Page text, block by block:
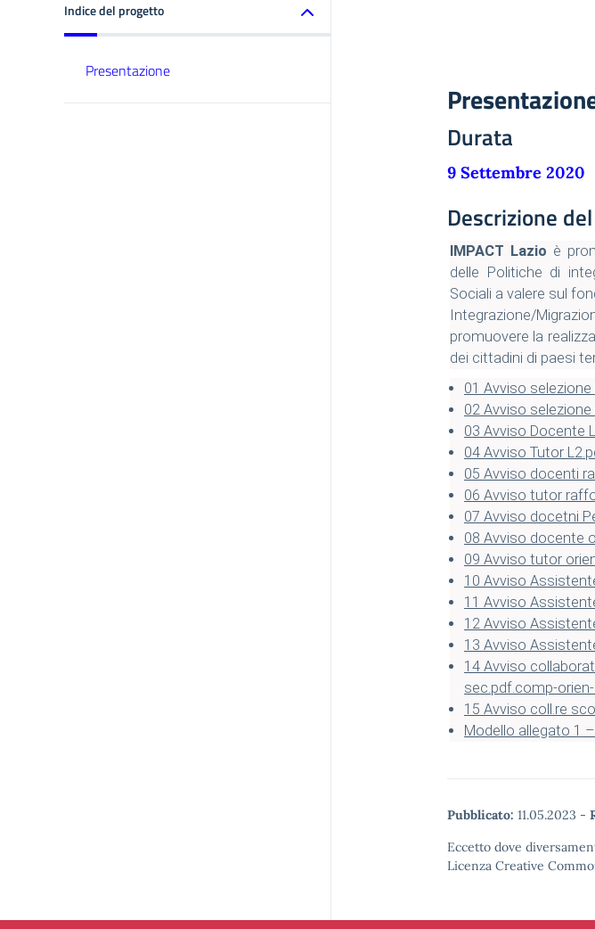
Indice del progetto
Presentazione
Durata
9 Settembre 2020
Descrizione
IMPACT Lazio è
delle Politiche di
Sociali a valere sul
Integrazione/
promuovere la
dei cittadini di paesi
01 Avviso
02 Avviso
03 Avviso Docente
04 Avviso Tutor
05 Avviso docenti
06 Avviso tutor
07 Avviso docetni
08 Avviso docente
09 Avviso tutor
10 Avviso
11 Avviso
12 Avviso
13 Avviso
14 Avviso
sec.pdf.comp-
15 Avviso coll.re
Modello allegato 1
Pubblicato: 11.05.2023 -
Eccetto dove
Licenza Creative